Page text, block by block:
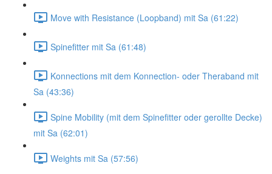
Move with Resistance (Loopband) mit Sa (61:22)
Spinefitter mit Sa (61:48)
Konnections mit dem Konnection- oder Theraband mit
Sa (43:36)
Spine Mobility (mit dem Spinefitter oder gerollte Decke)
mit Sa (62:01)
Weights mit Sa (57:56)